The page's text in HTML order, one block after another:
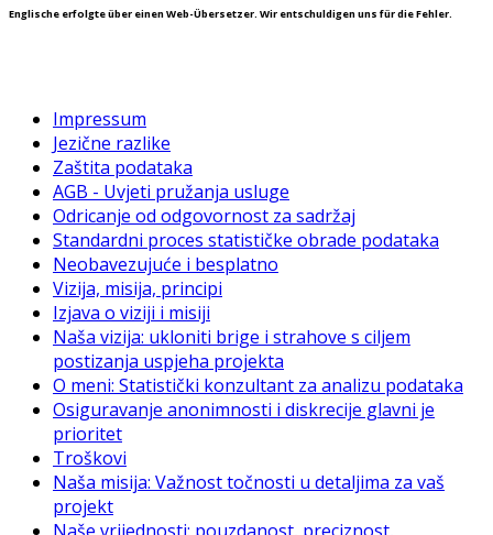
Englische erfolgte über einen Web-Übersetzer. Wir entschuldigen uns für die Fehler.
Impressum
Jezične razlike
Zaštita podataka
AGB - Uvjeti pružanja usluge
Odricanje od odgovornost za sadržaj
Standardni proces statističke obrade podataka
Neobavezujuće i besplatno
Vizija, misija, principi
Izjava o viziji i misiji
Naša vizija: ukloniti brige i strahove s ciljem
postizanja uspjeha projekta
O meni: Statistički konzultant za analizu podataka
Osiguravanje anonimnosti i diskrecije glavni je
prioritet
Troškovi
Naša misija: Važnost točnosti u detaljima za vaš
projekt